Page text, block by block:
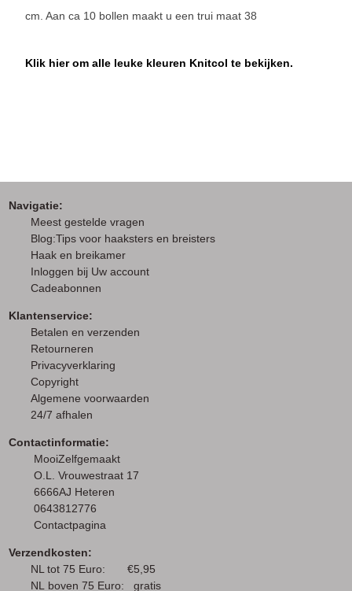
cm. Aan ca 10 bollen maakt u een trui maat 38
Klik hier om alle leuke kleuren Knitcol te bekijken.
Navigatie:
Meest gestelde vragen
Blog:Tips voor haaksters en breisters
Haak en breikamer
Inloggen bij Uw account
Cadeabonnen
Klantenservice:
Betalen en verzenden
Retourneren
Privacyverklaring
Copyright
Algemene voorwaarden
24/7 afhalen
Contactinformatie:
MooiZelfgemaakt
O.L. Vrouwestraat 17
6666AJ Heteren
0643812776
Contactpagina
Verzendkosten:
NL tot 75 Euro: €5,95
NL boven 75 Euro: gratis